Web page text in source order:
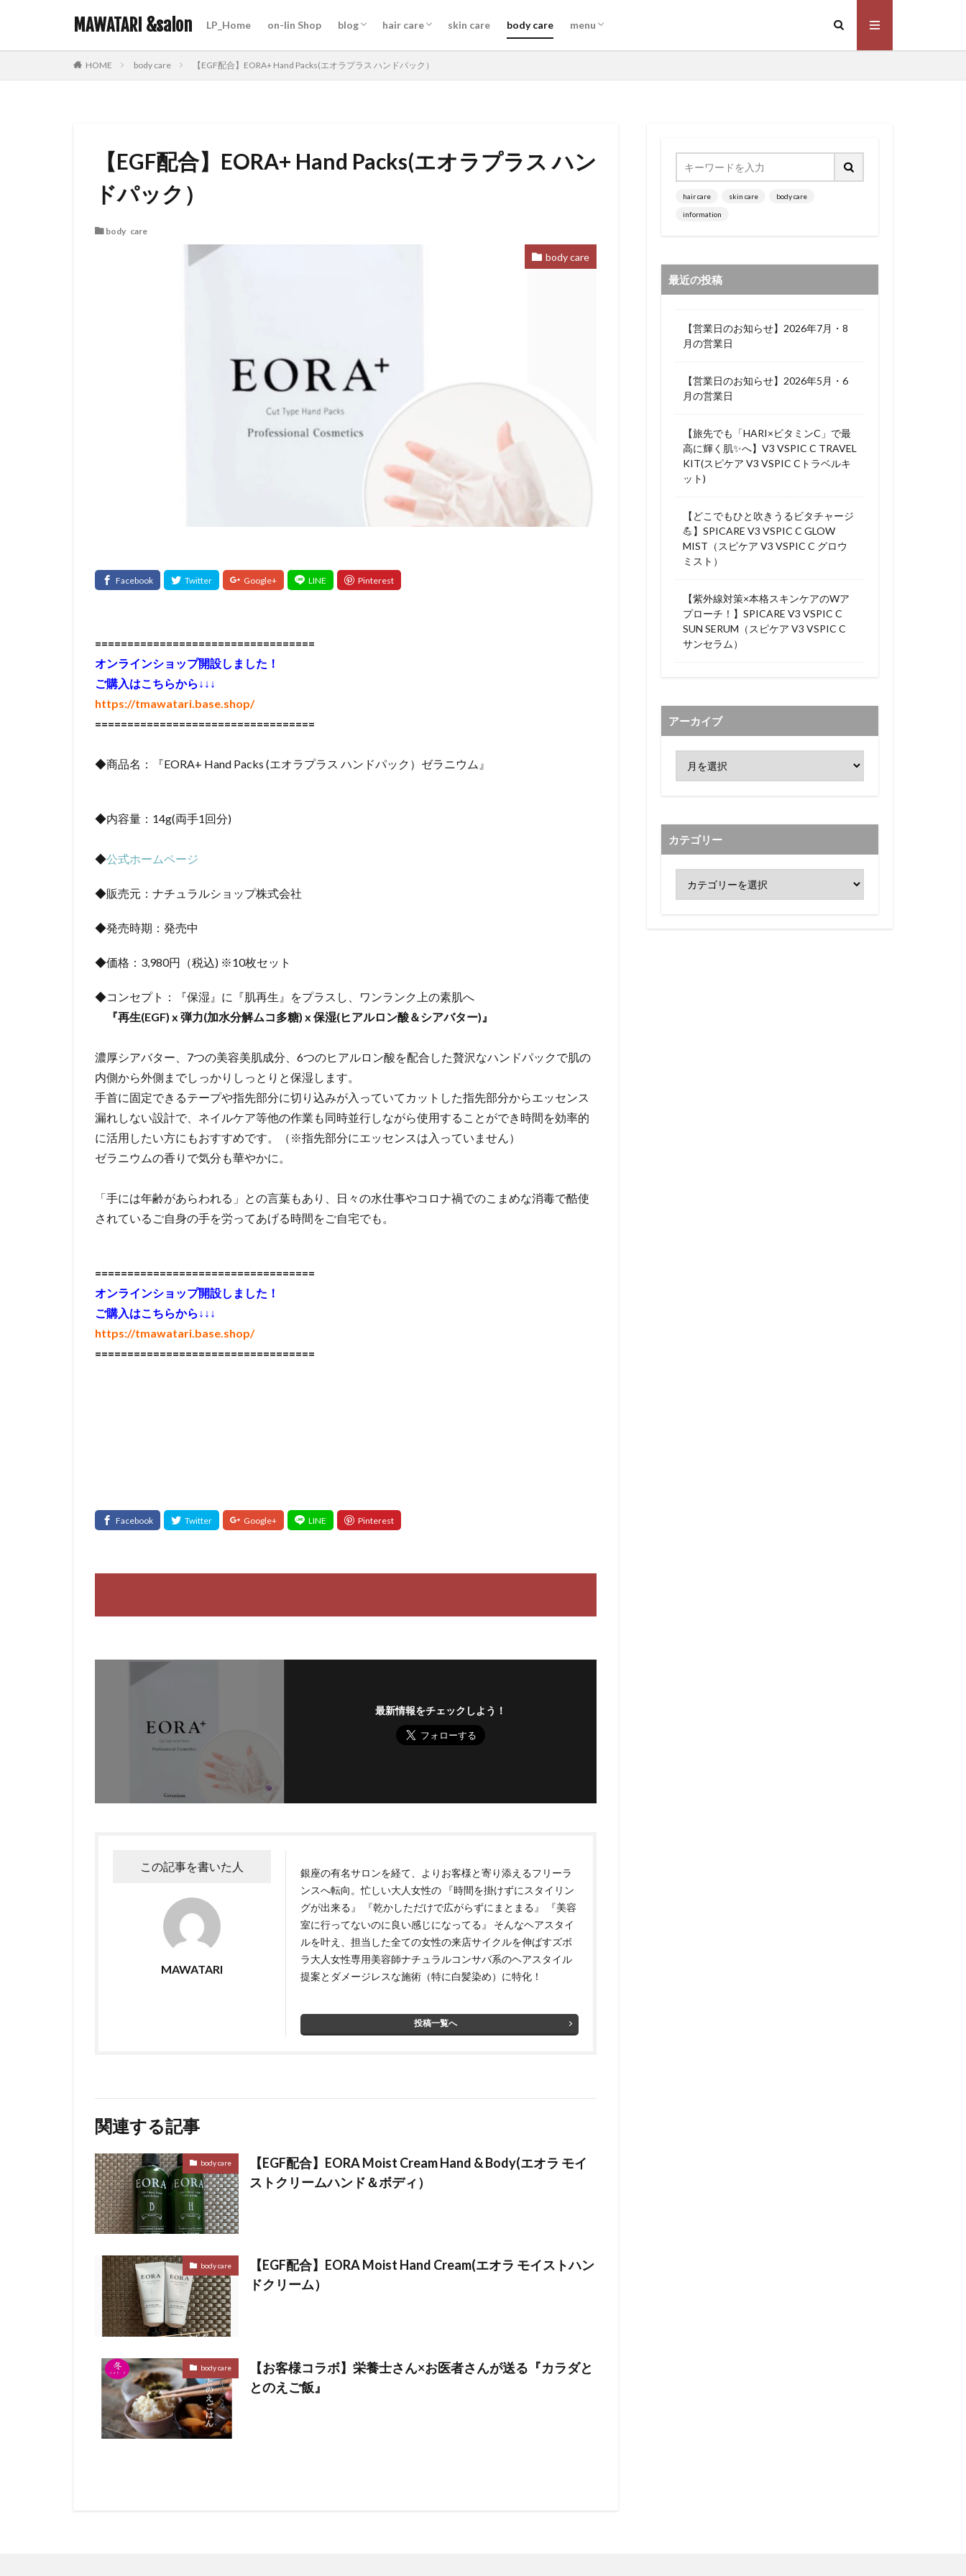
MAWATARI &salon LP_Home on-lin Shop blog
information
schedule
skill
hair care
shampoo
treatment
out bath treatment
beauty tools
skin care body care menu
cut
color
perm
straight
HOME body care 【EGF配合】EORA+ Hand Packs(エオラプラス ハンドパック）
【EGF配合】EORA+ Hand Packs(エオラプラス ハン
ドパック）
body care
body care
==================================
オンラインショップ開設しました！
ご購入はこちらから↓↓↓
https://tmawatari.base.shop/
==================================
◆商品名：『EORA+ Hand Packs (エオラプラス ハンドパック）ゼラニウム』
◆内容量：14g(両手1回分)
◆公式ホームページ
◆販売元：ナチュラルショップ株式会社
◆発売時期：発売中
◆価格：3,980円（税込) ※10枚セット
◆コンセプト：『保湿』に『肌再生』をプラスし、ワンランク上の素肌へ
『再生(EGF) x 弾力(加水分解ムコ多糖) x 保湿(ヒアルロン酸＆シアバター)』
濃厚シアバター、7つの美容美肌成分、6つのヒアルロン酸を配合した贅沢なハンドパックで肌の
内側から外側までしっかりしっとりと保湿します。
手首に固定できるテープや指先部分に切り込みが入っていてカットした指先部分からエッセンス
漏れしない設計で、ネイルケア等他の作業も同時並行しながら使用することができ時間を効率的
に活用したい方にもおすすめです。（※指先部分にエッセンスは入っていません）
ゼラニウムの香りで気分も華やかに。
「手には年齢があらわれる」との言葉もあり、日々の水仕事やコロナ禍でのこまめな消毒で酷使
されているご自身の手を労ってあげる時間をご自宅でも。
==================================
オンラインショップ開設しました！
ご購入はこちらから↓↓↓
https://tmawatari.base.shop/
==================================
最新情報をチェックしよう！
この記事を書いた人
MAWATARI
銀座の有名サロンを経て、よりお客様と寄り添えるフリーラ
ンスへ転向。 ​ 忙しい大人女性の 『時間を掛けずにスタイリン
グが出来る』 『乾かしただけで広がらずにまとまる』 『美容
室に行ってないのに良い感じになってる』 そんなヘアスタイ
ルを叶え、担当した全ての女性の来店サイクルを伸ばすズボ
ラ大人女性専用美容師 ​ ​ナチュラルコンサバ系のヘアスタイル
提案とダメージレスな施術（特に白髪染め）に特化！
投稿一覧へ
関連する記事
body care
【EGF配合】EORA Moist Cream Hand & Body(エオラ モイ
ストクリームハンド＆ボディ）
body care
【EGF配合】EORA Moist Hand Cream(エオラ モイストハン
ドクリーム）
body care
【お客様コラボ】栄養士さん×お医者さんが送る『カラダと
とのえご飯』
hair care skin care body care
information
最近の投稿
【営業日のお知らせ】2026年7月・8
月の営業日
【営業日のお知らせ】2026年5月・6
月の営業日
【旅先でも「HARI×ビタミンC」で最
高に輝く肌✨へ】V3 VSPIC C TRAVEL
KIT(スピケア V3 VSPIC Cトラベルキ
ット)
【どこでもひと吹きうるビタチャージ
💪】SPICARE V3 VSPIC C GLOW
MIST（スピケア V3 VSPIC C グロウ
ミスト）
【紫外線対策×本格スキンケアのWア
プローチ！】SPICARE V3 VSPIC C
SUN SERUM（スピケア V3 VSPIC C
サンセラム）
アーカイブ
カテゴリー
カテゴリー
iNOA お客様お勧め お客様コラボ アニメ アプリエカラー イルミナカラー
オイルカラー
使ってみた！